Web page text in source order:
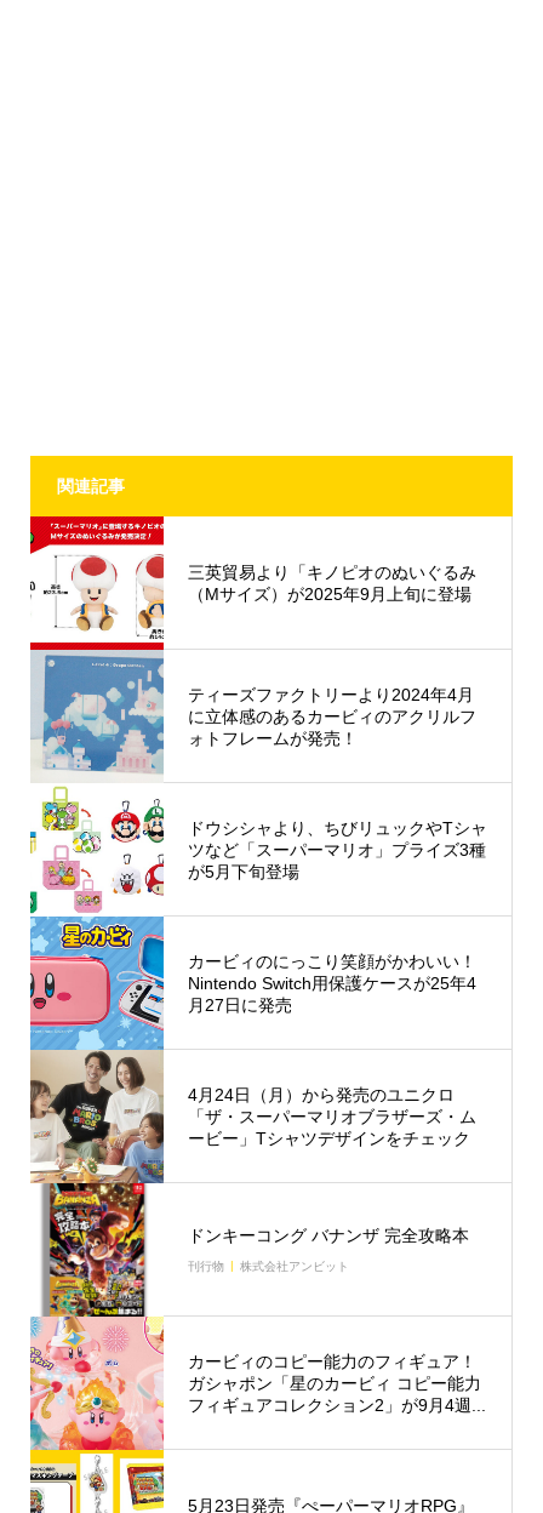
関連記事
三英貿易より「キノピオのぬいぐるみ
（Mサイズ）が2025年9月上旬に登場
ティーズファクトリーより2024年4月
に立体感のあるカービィのアクリルフ
ォトフレームが発売！
ドウシシャより、ちびリュックやTシャ
ツなど「スーパーマリオ」プライズ3種
が5月下旬登場
カービィのにっこり笑顔がかわいい！
Nintendo Switch用保護ケースが25年4
月27日に発売
4月24日（月）から発売のユニクロ
「ザ・スーパーマリオブラザーズ・ム
ービー」Tシャツデザインをチェック
ドンキーコング バナンザ 完全攻略本
刊行物 株式会社アンビット
カービィのコピー能力のフィギュア！
ガシャポン「星のカービィ コピー能力
フィギュアコレクション2」が9月4週...
5月23日発売『ぺーパーマリオRPG』